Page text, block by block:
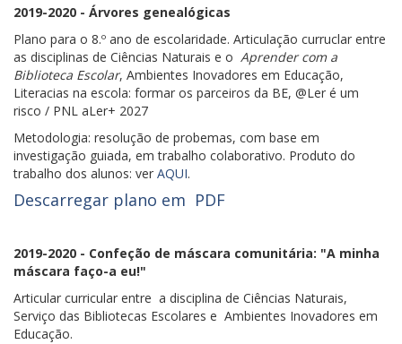
2019-2020 - Árvores genealógicas
Plano para o 8.º ano de escolaridade. Articulação curruclar entre
as disciplinas de Ciências Naturais e o Aprender com a
Biblioteca Escolar, Ambientes Inovadores em Educação,
Literacias na escola: formar os parceiros da BE, @Ler é um
risco / PNL aLer+ 2027
Metodologia: resolução de probemas, com base em
investigação guiada, em trabalho colaborativo. Produto do
trabalho dos alunos: ver AQUI.
Descarregar plano em PDF
2019-2020 - Confeção de máscara comunitária: "A minha
máscara faço-a eu!"
Articular curricular entre a disciplina de Ciências Naturais,
Serviço das Bibliotecas Escolares e Ambientes Inovadores em
Educação.